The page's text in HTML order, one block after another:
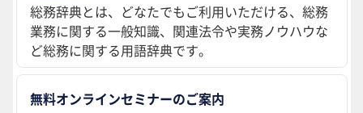
総務辞典とは、どなたでもご利用いただける、総務
業務に関する一般知識、関連法令や実務ノウハウな
ど総務に関する用語辞典です。
無料オンラインセミナーのご案内